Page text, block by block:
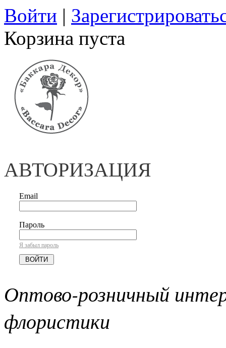
Войти |
Корзина пуста
АВТОРИЗАЦИЯ
Email
Пароль
Я забыл пароль
Оптово-розничный
флористики